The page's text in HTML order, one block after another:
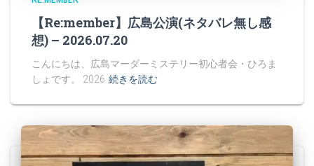
【Re:member】広島公演(ネタバレ無し感
想) – 2026.07.20
こんにちは、広島マーダーミステリー初心者会・ひろま
しょです。 2026 続きを読む